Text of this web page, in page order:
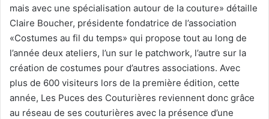
mais avec une spécialisation autour de la couture» détaille
Claire Boucher, présidente fondatrice de l’association
«Costumes au fil du temps» qui propose tout au long de
l’année deux ateliers, l’un sur le patchwork, l’autre sur la
création de costumes pour d’autres associations. Avec
plus de 600 visiteurs lors de la première édition, cette
année, Les Puces des Couturières reviennent donc grâce
au réseau de ses couturières avec la présence d’une